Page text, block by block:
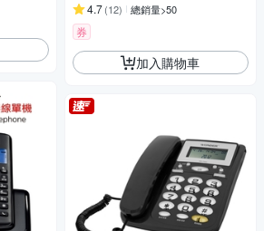
4.7(12) 總銷量>50
券
加入購物車